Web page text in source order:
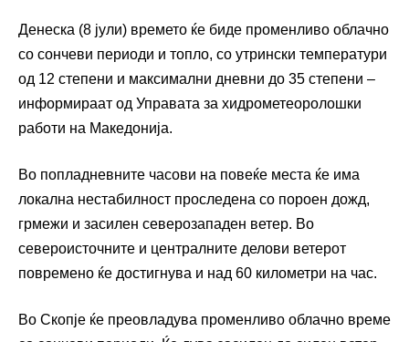
Денеска (8 јули) времето ќе биде променливо облачно
со сончеви периоди и топло, со утрински температури
од 12 степени и максимални дневни до 35 степени –
информираат од Управата за хидрометеоролошки
работи на Македонија.
Во попладневните часови на повеќе места ќе има
локална нестабилност проследена со пороен дожд,
грмежи и засилен северозападен ветер. Во
североисточните и централните делови ветерот
повремено ќе достигнува и над 60 километри на час.
Во Скопје ќе преовладува променливо облачно време